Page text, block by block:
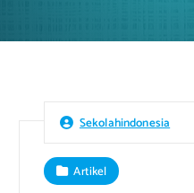
Sekolahindonesia
Artikel